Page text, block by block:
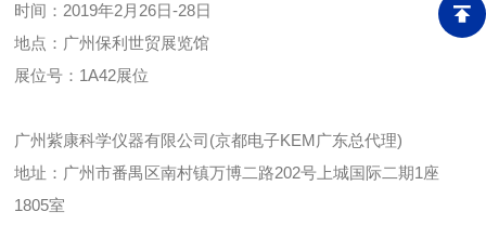
时间：2019年2月26日-28日
地点：广州保利世贸展览馆
展位号：1A42展位
广州紫康科学仪器有限公司(京都电子KEM广东总代理)
地址：广州市番禺区南村镇万博二路202号上城国际二期1座
1805室